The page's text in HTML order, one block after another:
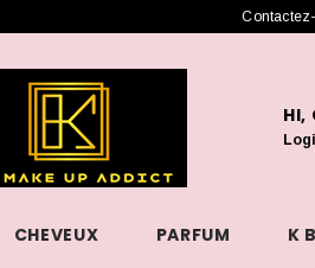
HI,
CHEVEUX PARFUM K